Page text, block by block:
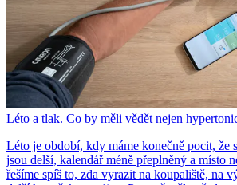
Léto a tlak. Co by měli vědět nejen
Léto je období, kdy máme konečně pocit, že
jsou delší, kalendář méně přeplněný a místo
řešíme spíš to, zda vyrazit na koupaliště, na